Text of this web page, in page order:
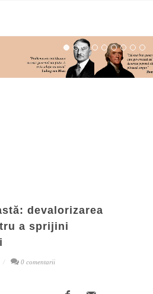
devalorizarea
a sprijini
0 comentarii